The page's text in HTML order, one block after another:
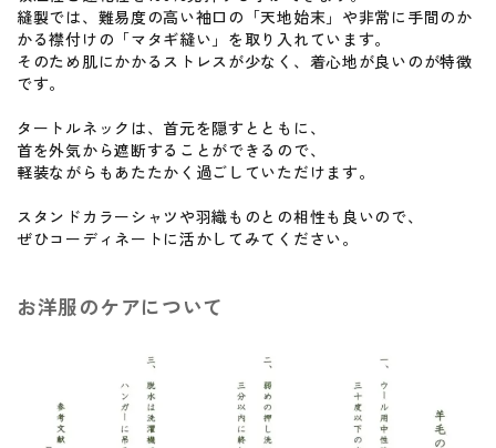
縫製では、難易度の高い袖口の「天地始末」や非常に手間のか
かる襟付けの「マタギ縫い」を取り入れています。
そのため肌にかかるストレスが少なく、着心地が良いのが特徴
です。
タートルネックは、首元を隠すとともに、
首を外気から遮断することができるので、
軽装ながらもあたたかく過ごしていただけます。
スタンドカラーシャツや羽織ものとの相性も良いので、
ぜひコーディネートに活かしてみてください。
お洋服のケアについて